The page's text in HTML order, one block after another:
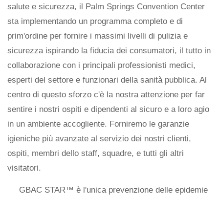
salute e sicurezza, il Palm Springs Convention Center
sta implementando un programma completo e di
prim'ordine per fornire i massimi livelli di pulizia e
sicurezza ispirando la fiducia dei consumatori, il tutto in
collaborazione con i principali professionisti medici,
esperti del settore e funzionari della sanità pubblica. Al
centro di questo sforzo c'è la nostra attenzione per far
sentire i nostri ospiti e dipendenti al sicuro e a loro agio
in un ambiente accogliente. Forniremo le garanzie
igieniche più avanzate al servizio dei nostri clienti,
ospiti, membri dello staff, squadre, e tutti gli altri
visitatori.
GBAC STAR™ è l'unica prevenzione delle epidemie